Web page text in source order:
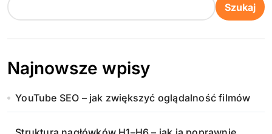
Szukaj
Najnowsze wpisy
YouTube SEO – jak zwiększyć oglądalność filmów